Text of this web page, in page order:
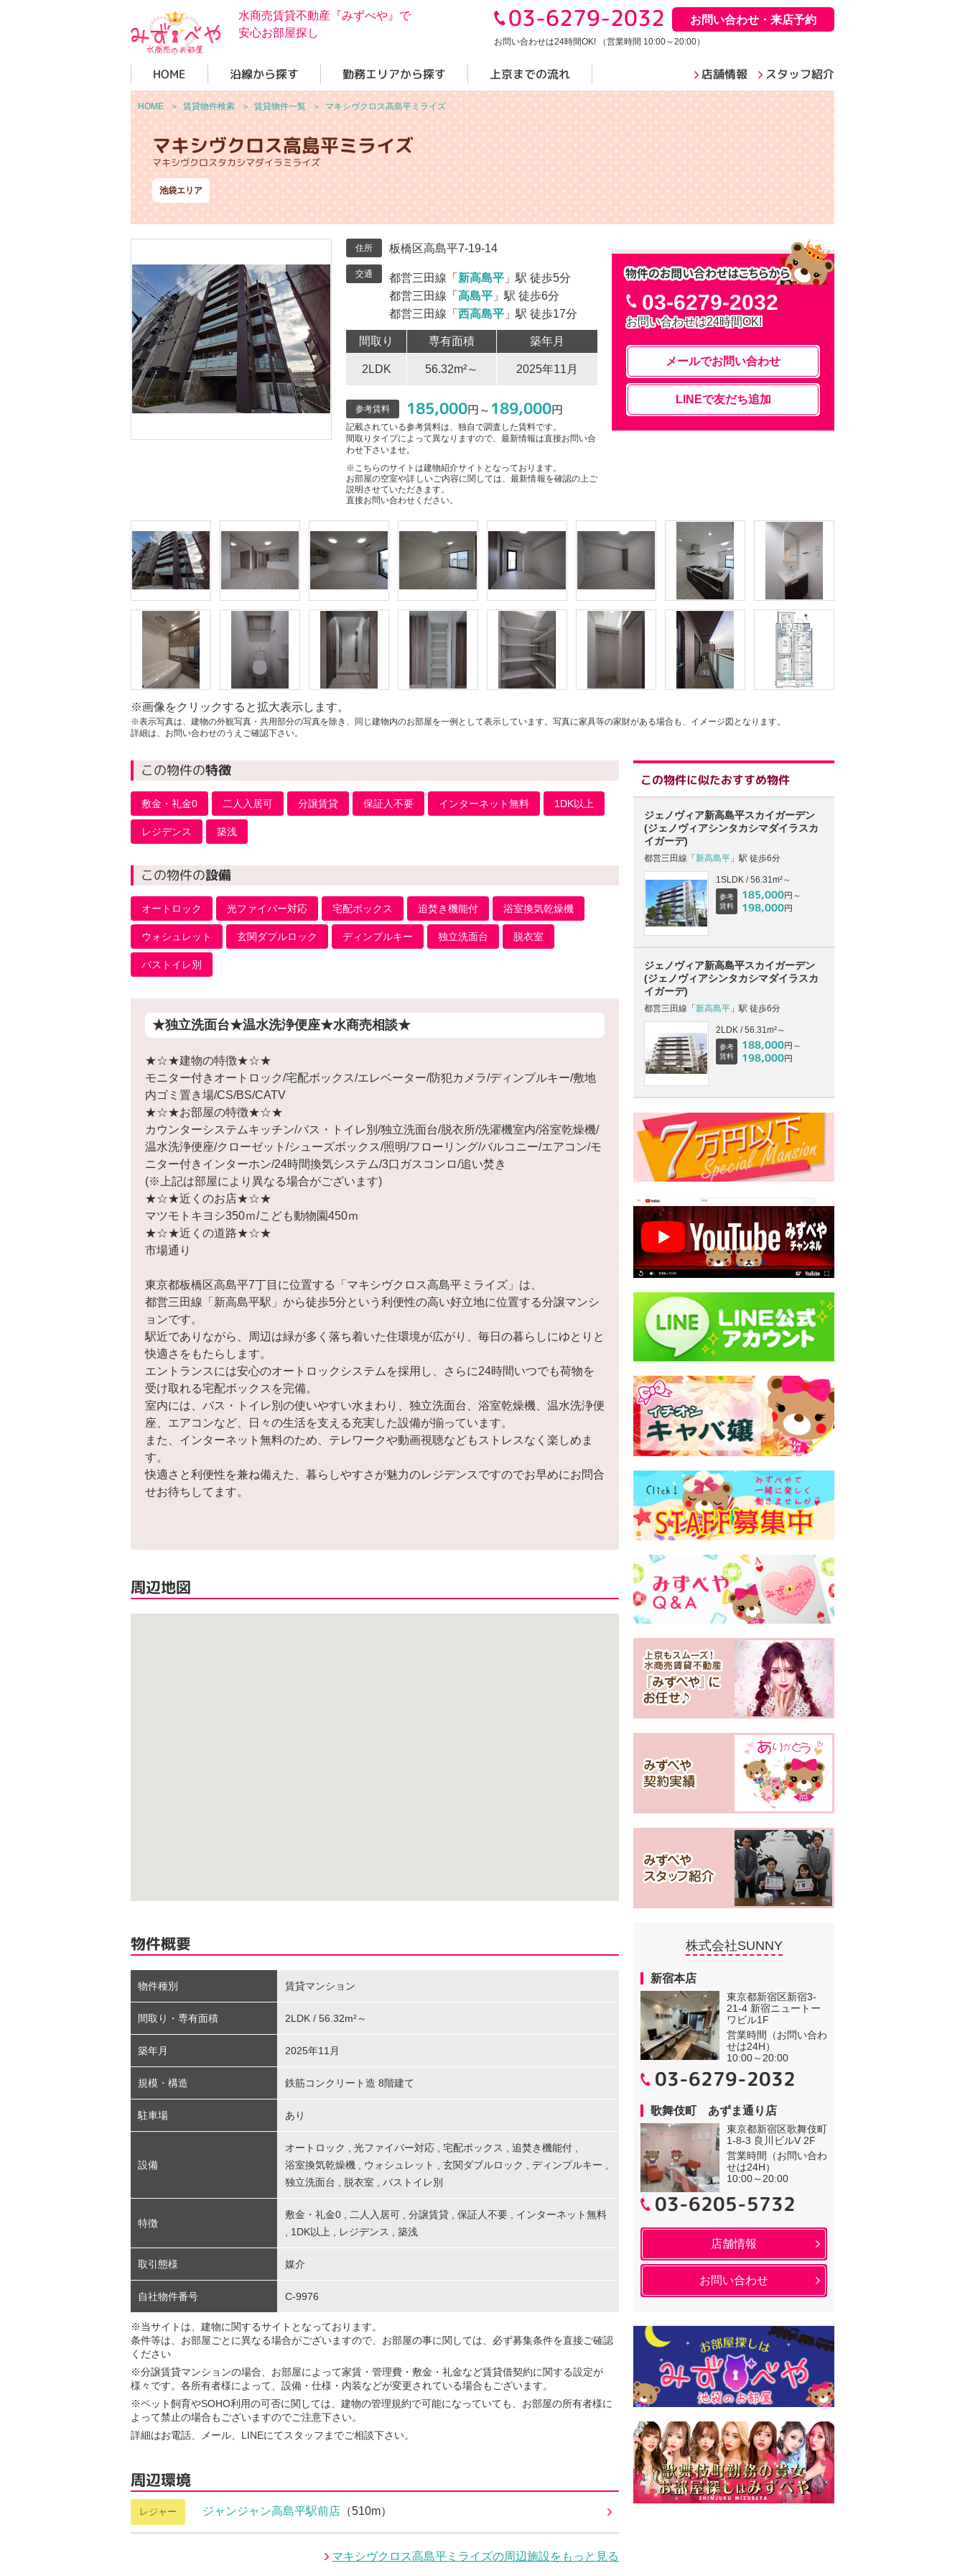
水商売賃貸不動産『みずべや』で
安心お部屋探し
03-6279-2032 お問い合わせ・来店予約
お問い合わせは24時間OK! （営業時間 10:00～20:00）
HOME 沿線から探す 勤務エリアから探す 上京までの流れ 店舗情報 スタッフ紹介
HOME ＞ 賃貸物件検索 ＞ 賃貸物件一覧 ＞ マキシヴクロス高島平ミライズ
マキシヴクロス高島平ミライズ
マキシヴクロスタカシマダイラミライズ
池袋エリア
住所 板橋区高島平7-19-14
交通 都営三田線「 新高島平 」駅 徒歩5分
都営三田線「 高島平 」駅 徒歩6分
都営三田線「 西高島平 」駅 徒歩17分
間取り 専有面積 築年月
2LDK 56.32m²～ 2025年11月
参考賃料 185,000円～ 189,000円
記載されている参考賃料は、独自で調査した賃料です。
間取りタイプによって異なりますので、最新情報は直接お問い合
わせ下さいませ。
※こちらのサイトは建物紹介サイトとなっております。
お部屋の空室や詳しいご内容に関しては、最新情報を確認の上ご
説明させていただきます。
直接お問い合わせください。
03-6279-2032
お問い合わせは24時間OK!
メールでお問い合わせ
LINEで友だち追加
※画像をクリックすると拡大表示します。
※表示写真は、建物の外観写真・共用部分の写真を除き、同じ建物内のお部屋を一例として表示しています。写真に家具等の家財がある場合も、イメージ図となります。
詳細は、お問い合わせのうえご確認下さい。
この物件の特徴
敷金・礼金0 二人入居可 分譲賃貸 保証人不要 インターネット無料 1DK以上
レジデンス 築浅
この物件の設備
オートロック 光ファイバー対応 宅配ボックス 追焚き機能付 浴室換気乾燥機
ウォシュレット 玄関ダブルロック ディンプルキー 独立洗面台 脱衣室
バストイレ別
★独立洗面台★温水洗浄便座★水商売相談★
★☆★建物の特徴★☆★
モニター付きオートロック/宅配ボックス/エレベーター/防犯カメラ/ディンプルキー/敷地
内ゴミ置き場/CS/BS/CATV
★☆★お部屋の特徴★☆★
カウンターシステムキッチン/バス・トイレ別/独立洗面台/脱衣所/洗濯機室内/浴室乾燥機/
温水洗浄便座/クローゼット/シューズボックス/照明/フローリング/バルコニー/エアコン/モ
ニター付きインターホン/24時間換気システム/3口ガスコンロ/追い焚き
(※上記は部屋により異なる場合がございます)
★☆★近くのお店★☆★
マツモトキヨシ350ｍ/こども動物園450ｍ
★☆★近くの道路★☆★
市場通り
東京都板橋区高島平7丁目に位置する「マキシヴクロス高島平ミライズ」は、
都営三田線「新高島平駅」から徒歩5分という利便性の高い好立地に位置する分譲マンシ
ョンです。
駅近でありながら、周辺は緑が多く落ち着いた住環境が広がり、毎日の暮らしにゆとりと
快適さをもたらします。
エントランスには安心のオートロックシステムを採用し、さらに24時間いつでも荷物を
受け取れる宅配ボックスを完備。
室内には、バス・トイレ別の使いやすい水まわり、独立洗面台、浴室乾燥機、温水洗浄便
座、エアコンなど、日々の生活を支える充実した設備が揃っています。
また、インターネット無料のため、テレワークや動画視聴などもストレスなく楽しめま
す。
快適さと利便性を兼ね備えた、暮らしやすさが魅力のレジデンスですのでお早めにお問合
せお待ちしてます。
周辺地図
物件概要
物件種別 賃貸マンション
間取り・専有面積 2LDK / 56.32m²～
築年月 2025年11月
規模・構造 鉄筋コンクリート造 8階建て
駐車場 あり
設備
オートロック 光ファイバー対応 宅配ボックス 追焚き機能付
浴室換気乾燥機
ウォシュレット 玄関ダブルロック ディンプルキー
独立洗面台
脱衣室 バストイレ別
特徴
敷金・礼金0 二人入居可 分譲賃貸 保証人不要
インターネット無料
1DK以上 レジデンス 築浅
取引態様 媒介
自社物件番号 C-9976
※当サイトは、建物に関するサイトとなっております。
条件等は、お部屋ごとに異なる場合がございますので、お部屋の事に関しては、必ず募集条件を直接ご確認
ください
※分譲賃貸マンションの場合、お部屋によって家賃・管理費・敷金・礼金など賃貸借契約に関する設定が
様々です。各所有者様によって、設備・仕様・内装などが変更されている場合もございます。
※ペット飼育やSOHO利用の可否に関しては、建物の管理規約で可能になっていても、お部屋の所有者様に
よって禁止の場合もございますのでご注意下さい。
詳細はお電話、メール、LINEにてスタッフまでご相談下さい。
周辺環境
レジャー ジャンジャン高島平駅前店 （510m）
マキシヴクロス高島平ミライズの周辺施設をもっと見る
この物件に似たおすすめ物件
ジェノヴィア新高島平スカイガーデン
(ジェノヴィアシンタカシマダイラスカ
イガーデ)
都営三田線「新高島平 」駅 徒歩6分
1SLDK / 56.31m²～
参考
賃料
185,000円～
198,000円
ジェノヴィア新高島平スカイガーデン
(ジェノヴィアシンタカシマダイラスカ
イガーデ)
都営三田線「新高島平 」駅 徒歩6分
2LDK / 56.31m²～
参考
賃料
188,000円～
198,000円
株式会社SUNNY
新宿本店
東京都新宿区新宿3-
21-4 新宿ニュートー
ワビル1F
営業時間（お問い合わ
せは24H）
10:00～20:00
03-6279-2032
歌舞伎町 あずま通り店
東京都新宿区歌舞伎町
1-8-3 良川ビルV 2F
営業時間（お問い合わ
せは24H）
10:00～20:00
03-6205-5732
店舗情報
お問い合わせ